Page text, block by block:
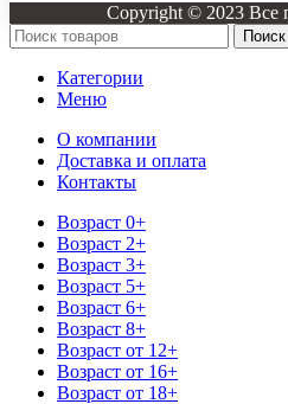
Copyright © 2023 Все
Поиск
Категории
Меню
О компании
Доставка и оплата
Контакты
Возраст 0+
Возраст 2+
Возраст 3+
Возраст 5+
Возраст 6+
Возраст 8+
Возраст от 12+
Возраст от 16+
Возраст от 18+